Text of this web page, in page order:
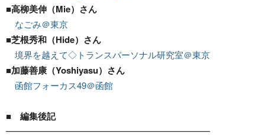
■高柳美伸（Mie）さん
なごみ＠東京
■芝根秀和（Hide）さん
境界を越えて◇トランスパーソナル研究室＠東京
■加藤善康（Yoshiyasu）さん
函館フォーカス49＠函館
■ 編集後記
━━━━━━━━━━━━━━━━━━━━━━━